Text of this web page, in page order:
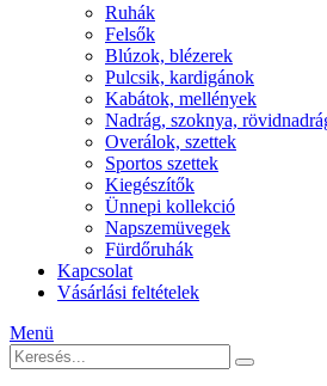
Ruhák
Felsők
Blúzok, blézerek
Pulcsik, kardigánok
Kabátok, mellények
Nadrág, szoknya,
Overálok, szettek
Sportos szettek
Kiegészítők
Ünnepi kollekció
Napszemüvegek
Fürdőruhák
Kapcsolat
Vásárlási feltételek
Menü